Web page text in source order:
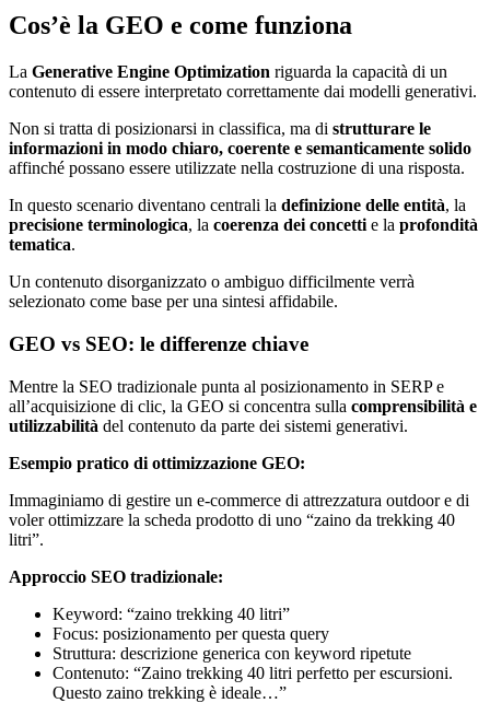
Cos’è la GEO e come funziona
La Generative Engine Optimization riguarda la capacità di un
contenuto di essere interpretato correttamente dai modelli generativi.
Non si tratta di posizionarsi in classifica, ma di strutturare le
informazioni in modo chiaro, coerente e semanticamente solido
affinché possano essere utilizzate nella costruzione di una risposta.
In questo scenario diventano centrali la definizione delle entità, la
precisione terminologica, la coerenza dei concetti e la profondità
tematica.
Un contenuto disorganizzato o ambiguo difficilmente verrà
selezionato come base per una sintesi affidabile.
GEO vs SEO: le differenze chiave
Mentre la SEO tradizionale punta al posizionamento in SERP e
all’acquisizione di clic, la GEO si concentra sulla comprensibilità e
utilizzabilità del contenuto da parte dei sistemi generativi.
Esempio pratico di ottimizzazione GEO:
Immaginiamo di gestire un e-commerce di attrezzatura outdoor e di
voler ottimizzare la scheda prodotto di uno “zaino da trekking 40
litri”.
Approccio SEO tradizionale:
Keyword: “zaino trekking 40 litri”
Focus: posizionamento per questa query
Struttura: descrizione generica con keyword ripetute
Contenuto: “Zaino trekking 40 litri perfetto per escursioni.
Questo zaino trekking è ideale…”